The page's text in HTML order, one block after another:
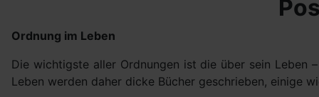
Ordnung im Leben
Die wichtigste aller Ordnungen ist die über sein Leben
Leben werden daher dicke Bücher geschrieben, einige